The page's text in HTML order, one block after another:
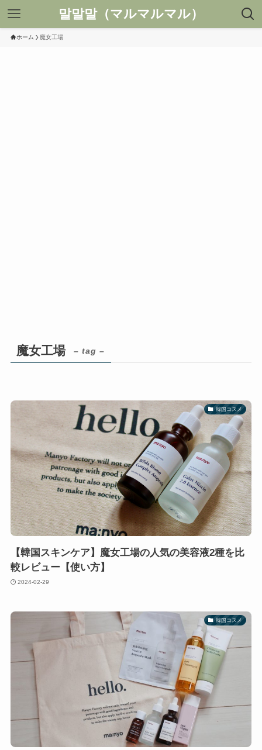
말말말（マルマルマル）
ホーム 魔女工場
魔女工場 – tag –
韓国コスメ
【韓国スキンケア】魔女工場の人気の美容液2種を比
較レビュー【使い方】
2024-02-29
韓国コスメ